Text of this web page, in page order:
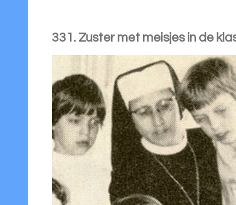
331. Zuster met meisjes in de